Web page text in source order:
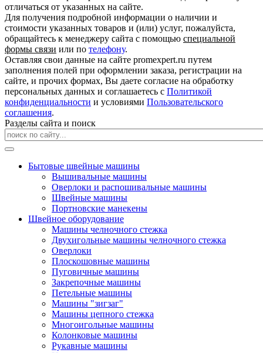
отличаться от указанных на сайте.
Для получения подробной информации о наличии и
стоимости указанных товаров и (или) услуг, пожалуйста,
обращайтесь к менеджеру сайта с помощью специальной
формы связи или по телефону.
Оставляя свои данные на сайте promexpert.ru путем
заполнения полей при оформлении заказа, регистрации на
сайте, и прочих формах, Вы даете согласие на обработку
персональных данных и соглашаетесь с Политикой
конфиденциальности и условиями Пользовательского
соглашения.
Разделы сайта и поиск
Бытовые швейные машины
Вышивальные машины
Оверлоки и распошивальные машины
Швейные машины
Портновские манекены
Швейное оборудование
Машины челночного стежка
Двухигольные машины челночного стежка
Оверлоки
Плоскошовные машины
Пуговичные машины
Закрепочные машины
Петельные машины
Машины "зигзаг"
Машины цепного стежка
Многоигольные машины
Колонковые машины
Рукавные машины